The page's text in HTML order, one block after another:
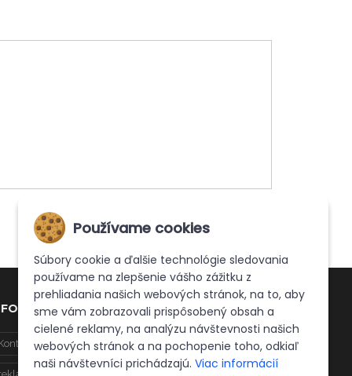
Doprava Obchodné podmienky
Používame cookies
Súbory cookie a ďalšie technológie sledovania
používame na zlepšenie vášho zážitku z
prehliadania našich webových stránok, na to, aby
sme vám zobrazovali prispôsobený obsah a
cielené reklamy, na analýzu návštevnosti našich
webových stránok a na pochopenie toho, odkiaľ
naši návštevníci prichádzajú. Viac informácií